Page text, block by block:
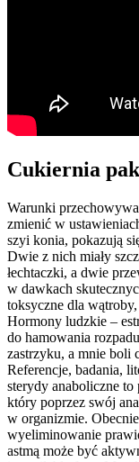
Cukiernia
Warunki
zmienić w
szyi konia, pokazują
Dwie z nich miały
łechtaczki, a dwie
w dawkach
toksyczne dla
Hormony ludzkie –
do hamowania
zastrzyku, a mnie boli
Referencje, badania,
sterydy anaboliczne to
który poprzez swój
w organizmie.
wyeliminowanie
astmą może być